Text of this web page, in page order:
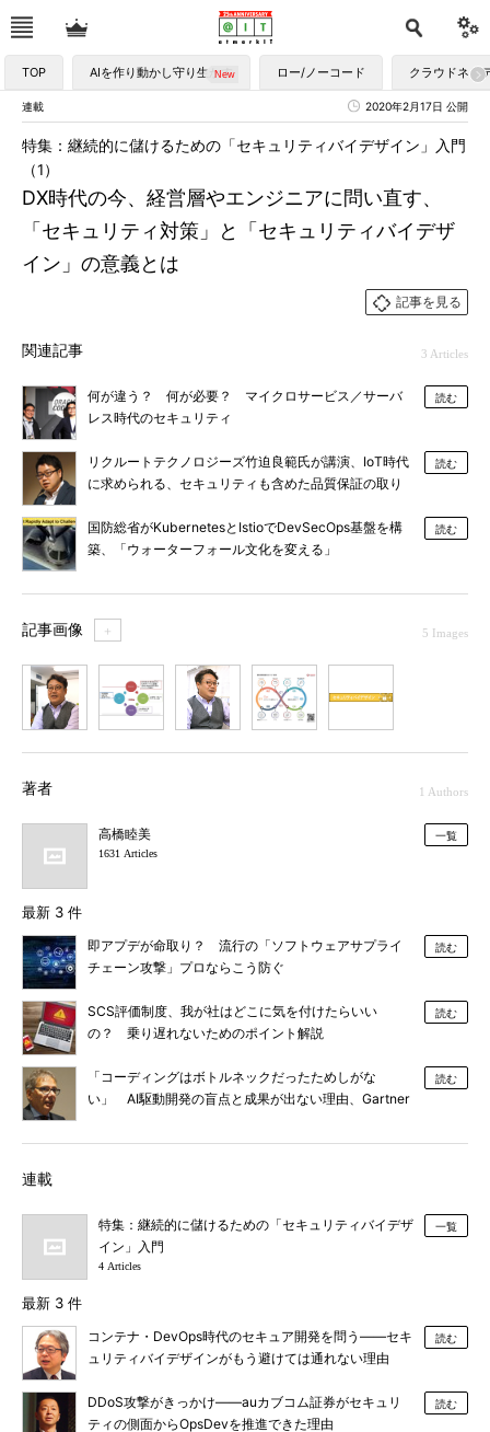
TOP AIを作り動かし守り生かす ロー/ノーコード クラウドネイ
連載 2020年2月17日 公開
DX時代の今、経営層やエンジニアに問い直す、
「セキュリティ対策」と「セキュリティバイデザ
イン」の意義とは
特集：継続的に儲けるための「セキュリティバイデザイン」入門
（1）
記事を見る
関連記事 3 Articles
何が違う？ 何が必要？ マイクロサービス／サーバ
レス時代のセキュリティ
読む
リクルートテクノロジーズ竹迫良範氏が講演、IoT時代
に求められる、セキュリティも含めた品質保証の取り
読む
国防総省がKubernetesとIstioでDevSecOps基盤を構
築、「ウォーターフォール文化を変える」
読む
記事画像 ＋ 5 Images
著者 1 Authors
高橋睦美
1631 Articles
一覧
最新 3 件
即アプデが命取り？ 流行の「ソフトウェアサプライ
チェーン攻撃」プロならこう防ぐ
読む
SCS評価制度、我が社はどこに気を付けたらいい
の？ 乗り遅れないためのポイント解説
読む
「コーディングはボトルネックだったためしがな
い」 AI駆動開発の盲点と成果が出ない理由、Gartner
読む
連載
特集：継続的に儲けるための「セキュリティバイデザ
イン」入門
4 Articles
一覧
最新 3 件
コンテナ・DevOps時代のセキュア開発を問う――セキ
ュリティバイデザインがもう避けては通れない理由
読む
DDoS攻撃がきっかけ――auカブコム証券がセキュリ
ティの側面からOpsDevを推進できた理由
読む